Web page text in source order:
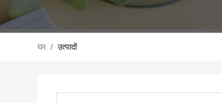
घर / उत्पादों